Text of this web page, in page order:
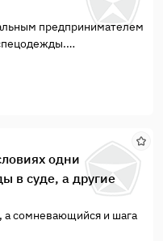
предпринимателем
однако, в последствии
является
дефекты на мужских
одни
в суде, а другие
а сомневающийся и шага